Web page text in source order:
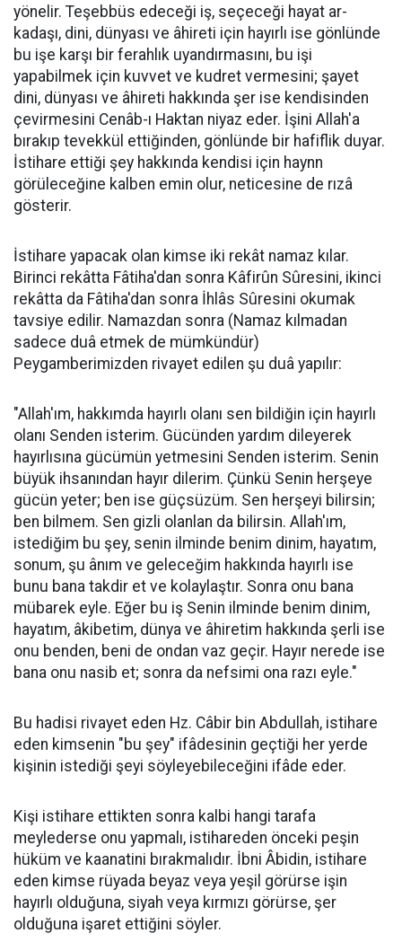
yönelir. Teşebbüs edeceği iş, seçeceği hayat ar­
kadaşı, dini, dünyası ve âhireti için hayırlı ise gönlünde
bu işe karşı bir ferahlık uyandırmasını, bu işi
yapabilmek için kuvvet ve kudret vermesini; şayet
dini, dünyası ve âhireti hakkında şer ise kendisinden
çevirmesini Cenâb-ı Haktan niyaz eder. İşini Allah'a
bırakıp tevekkül ettiğinden, gönlünde bir hafiflik duyar.
İstihare ettiği şey hakkında kendisi için haynn
görüleceğine kalben emin olur, neticesine de rızâ
gösterir.
İstihare yapacak olan kimse iki rekât namaz kılar.
Birinci rekâtta Fâtiha'dan sonra Kâfirûn Sûresini, ikinci
rekâtta da Fâtiha'dan sonra İhlâs Sûresini okumak
tavsiye edilir. Namazdan sonra (Namaz kılmadan
sadece duâ etmek de mümkündür)
Peygamberimizden rivayet edilen şu duâ yapılır:
"Allah'ım, hakkımda hayırlı olanı sen bildiğin için hayırlı
olanı Senden isterim. Gücünden yardım dileyerek
hayırlısına gücümün yetmesini Senden isterim. Senin
büyük ihsanından hayır dilerim. Çünkü Senin herşeye
gücün yeter; ben ise güçsüzüm. Sen herşeyi bilirsin;
ben bilmem. Sen gizli olanlan da bilirsin. Allah'ım,
istediğim bu şey, senin ilminde benim dinim, hayatım,
sonum, şu ânım ve geleceğim hakkında hayırlı ise
bunu bana takdir et ve kolaylaştır. Sonra onu bana
mübarek eyle. Eğer bu iş Senin ilminde benim dinim,
hayatım, âkibetim, dünya ve âhiretim hakkında şerli ise
onu benden, beni de ondan vaz geçir. Hayır nerede ise
bana onu nasib et; sonra da nefsimi ona razı eyle."
Bu hadisi rivayet eden Hz. Câbir bin Abdullah, istihare
eden kimsenin "bu şey" ifâdesinin geçtiği her yerde
kişinin istediği şeyi söyleyebileceğini ifâde eder.
Kişi istihare ettikten sonra kalbi hangi tarafa
meylederse onu yapmalı, istihareden önceki peşin
hüküm ve kaanatini bırakmalıdır. İbni Âbidin, istihare
eden kimse rüyada beyaz veya yeşil görürse işin
hayırlı olduğuna, siyah veya kırmızı görürse, şer
olduğuna işaret ettiğini söyler.